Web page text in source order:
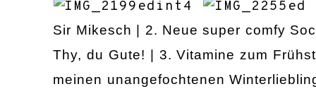
Sir Mikesch | 2. Neue super comfy
Thy, du Gute! | 3. Vitamine zum
meinen unangefochtenen